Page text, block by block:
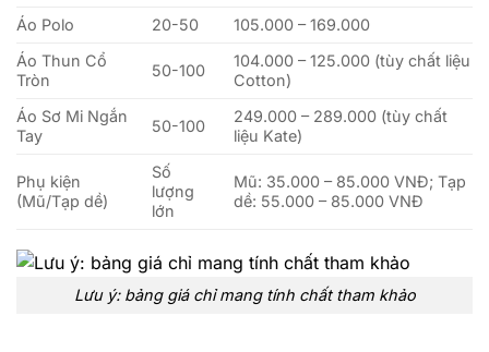
Áo Polo 20-50
105.000 – 169.000
Áo Thun Cổ
Tròn
50-100
104.000 – 125.000 (tùy chất liệu
Cotton)
Áo Sơ Mi Ngắn
Tay
50-100
249.000 – 289.000 (tùy chất
liệu Kate)
Phụ kiện
(Mũ/Tạp dề)
Số
lượng
lớn
Mũ: 35.000 – 85.000 VNĐ; Tạp
dề: 55.000 – 85.000 VNĐ
Lưu ý: bảng giá chỉ mang tính chất tham khảo